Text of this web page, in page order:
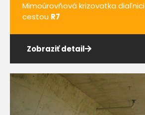
Mimoúrovňová krizovatka diaľnici
cestou R7
Zobraziť detail